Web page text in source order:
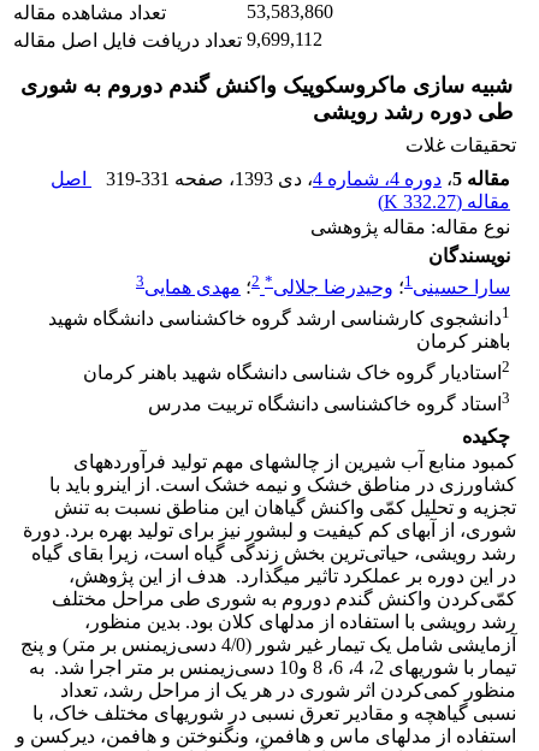
تعداد مشاهده مقاله
53,583,860
تعداد دریافت فایل اصل مقاله 9,699,112
شبیه سازی ماکروسکوپیک واکنش گندم دوروم به شوری
طی دوره رشد رویشی
تحقیقات غلات
مقاله 5
، دوره 4، شماره 4 ، دی 1393 ، صفحه 319-331
اصل
مقاله (332.27 K
)
نوع مقاله: مقاله پژوهشی
نویسندگان
سارا حسینی1؛ وحیدرضا جلالی*
2؛ مهدی همایی3
1دانشجوی کارشناسی ارشد گروه خاکشناسی دانشگاه شهید
باهنر کرمان
2 استادیار گروه خاک شناسی دانشگاه شهید باهنر کرمان
3 استاد گروه خاکشناسی دانشگاه تربیت مدرس
چکیده
کمبود منابع آب شیرین از چالش­های مهم تولید فرآورده­های
کشاورزی در مناطق خشک و نیمه خشک است. از این­رو باید با
تجزیه و تحلیل کمّی واکنش گیاهان این مناطق نسبت به تنش
شوری، از آب­های کم کیفیت و لب­شور نیز برای تولید بهره برد. دورة
رشد رویشی، حیاتی‌ترین بخش زندگی گیاه است، زیرا بقای گیاه
در این دوره بر عملکرد تاثیر می­گذارد. هدف از این پژوهش،
کمّی‌کردن واکنش گندم دوروم به شوری طی مراحل مختلف
رشد رویشی با استفاده از مدل­های کلان بود. بدین منظور،
آزمایشی شامل یک تیمار غیر شور (4/0 دسی‌زیمنس بر متر) و پنج
تیمار با شوری­های 2، 4، 6، 8 و10 دسی‌زیمنس بر متر اجرا شد. به
منظور کمی‌کردن اثر شوری در هر یک از مراحل رشد، تعداد
نسبی گیاهچه و مقادیر تعرق نسبی در شوری­های مختلف خاک، با
استفاده از مدل­های ماس و هافمن، ون­گنوختن و هافمن، دیرکسن و